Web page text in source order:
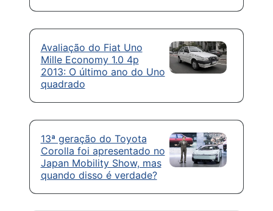
Avaliação do Fiat Uno
Mille Economy 1.0 4p
2013: O último ano do Uno
quadrado
13ª geração do Toyota
Corolla foi apresentado no
Japan Mobility Show, mas
quando disso é verdade?